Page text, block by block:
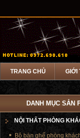
TRANG CHỦ GIỚI
DANH MỤC SẢN
NỘI THẤT PHÒNG
Bộ bàn ghế phòng